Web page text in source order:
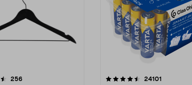
256anmeldelser
4.5av 5 stjerner 24101
4.5av 5 stjerner